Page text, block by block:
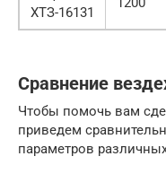
ХТЗ-16131
Сравнение
Чтобы помочь вам
приведем
параметров